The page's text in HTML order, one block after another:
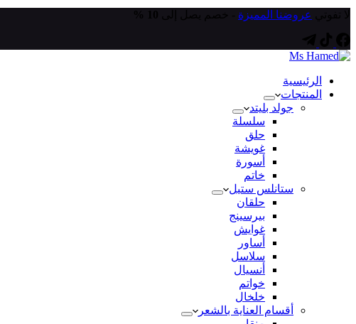
عروضنا المميزة
الرئيسية
المنتجات
جولد بليتد
سلسلة
حلق
غويشة
أسورة
خاتم
ستانلس ستيل
حلقان
بيرسينج
غوايش
أساور
سلاسل
أنسيال
خواتم
خلخال
أقسام العناية بالشعر